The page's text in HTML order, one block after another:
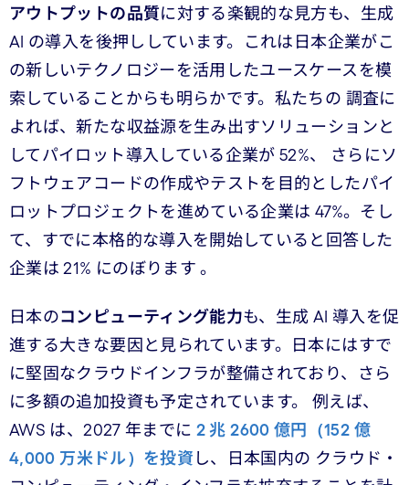
アウトプットの品質に対する楽観的な見方も、生成
AI の導入を後押ししています。これは日本企業がこ
の新しいテクノロジーを活用したユースケースを模
索していることからも明らかです。私たちの 調査に
よれば、新たな収益源を生み出すソリューションと
してパイロット導入している企業が 52%、 さらにソ
フトウェアコードの作成やテストを目的としたパイ
ロットプロジェクトを進めている企業は 47%。そし
て、すでに本格的な導入を開始していると回答した
企業は 21% にのぼります 。
日本のコンピューティング能力も、生成 AI 導入を促
進する大きな要因と見られています。日本にはすで
に堅固なクラウドインフラが整備されており、さら
に多額の追加投資も予定されています。 例えば、
AWS は、2027 年までに 2 兆 2600 億円（152 億
4,000 万米ドル）を投資 し、日本国内の クラウド・